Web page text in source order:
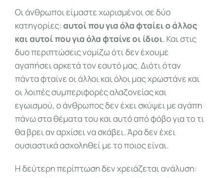
Οι άνθρωποι είμαστε χωρισμένοι σε δύο
κατηγορίες:αυτοί που για όλα φταίει ο άλλος
και αυτοί που για όλα φταίνε οι ίδιοι. Και στις
δυο περιπτώσεις νομίζω ότι δεν έχουμε
αγαπήσει αρκετά τον εαυτό μας. Διότι όταν
πάντα φταίνε οι άλλοι και όλοι μας χρωστάνε και
οι λοιπές συμπεριφορές αλαζονείας και
εγωισμού, ο άνθρωπος δεν έχει σκύψει με αγάπη
πάνω στα θέματα του και αυτό από φόβο για το τι
θα βρει αν αρχίσει να σκάβει. Άρα δεν έχει
ουσιαστικά ασχοληθεί με το ποιος είναι.
Η δεύτερη περίπτωση δεν χρειάζεται ανάλυση: